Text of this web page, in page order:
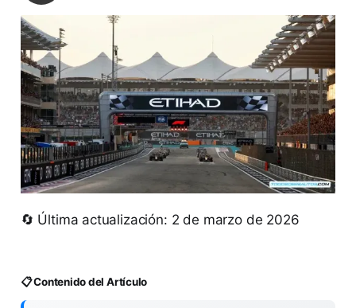
🔄 Última actualización: 2 de marzo de 2026
📋 Contenido del Artículo